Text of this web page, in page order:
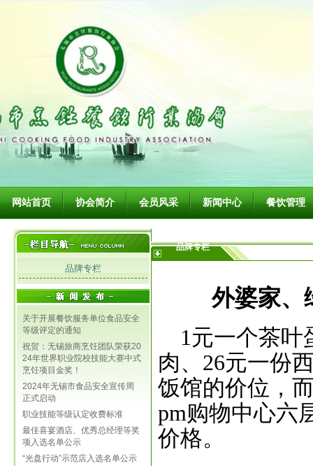
网站首页 协会简介 会员风采 新闻中心 餐饮管理
品牌专栏
关于开展餐饮服务单位食品安全
等级评定的通知
祝贺：无锡旅商烹饪团队荣获20
24年世界职业院校技能大赛中式
烹饪项目金奖！
2024年无锡市食品安全宣传周
正式启动
职业技能等级认定收费标准
最佳喜宴酒店、优秀总经理等奖
项入选名单公示
“光盘行动”示范店入选名单公示
品牌专栏
外婆家、
1元一个茶叶
肉、26元一份
饭馆的价位，
pm购物中心六
价格。